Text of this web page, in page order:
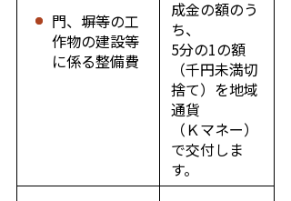
門、塀等の工
作物の建設等
に係る整備費
成金の額のう
ち、
5分の1の額
（千円未満切
捨て）を地域
通貨
（Ｋマネー）
で交付しま
す。